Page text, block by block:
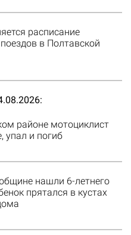
расписание
в Полтавской
районе мотоциклист
упал и погиб
нашли 6-летнего
прятался в кустах